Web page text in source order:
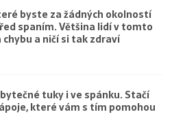
byste za žádných okolností
spaním. Většina lidí v tomto
chybu a ničí si tak zdraví
tuky i ve spánku. Stačí
které vám s tím pomohou